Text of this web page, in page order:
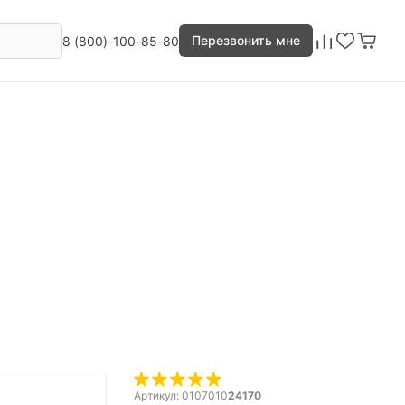
8 (800)-100-85-80 Перезвонить мне
Артикул: 010701024170